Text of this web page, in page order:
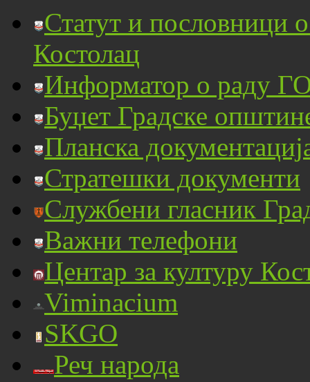
Статут и пословници
Костолац
Информатор о раду
Буџет Градске
Планска
Стратешки документи
Службени гласник
Важни телефони
Центар за културу
Viminacium
SKGO
Реч народа